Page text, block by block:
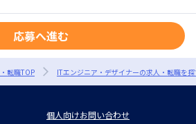
応募へ進む
転職TOP ITエンジニア・デザイナーの求人・転職を
個人向けお問い合わせ